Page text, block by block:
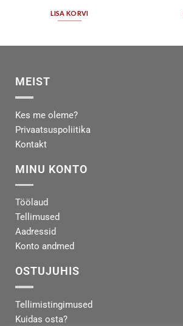
LISA KORVI
MEIST
Kes me oleme?
Privaatsuspoliitika
Kontakt
MINU KONTO
Töölaud
Tellimused
Aadressid
Konto andmed
OSTUJUHIS
Tellimistingimused
Kuidas osta?